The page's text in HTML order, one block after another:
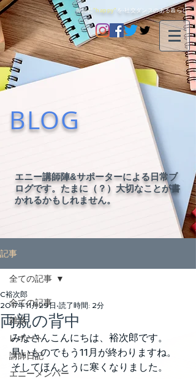
毎日に"happy" を-社交ダンスのある暮らし-
BLOG
エニー講師陣&サポーターによる日常ブ
ログです。たまに（？）大切なことが書
かれるかもしれません。
記事
全ての記事
雑談
レポート
講師日記
エニーメンバー
全ての記事
両親の背中
C裕次郎
2017年11月29日 読了時間: 2分
みなさんこんにちは、裕次郎です。
早いものでもう11月が終わりますね。
そしてほんとうに寒くなりました。